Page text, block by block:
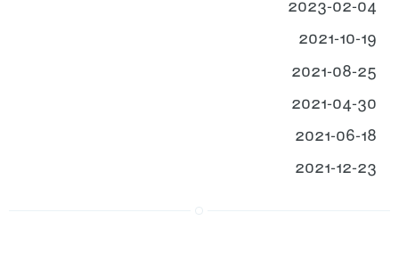
2021-10-19
2021-08-25
2021-04-30
2021-06-18
2021-12-23